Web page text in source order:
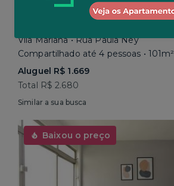
Vila Mariana • Rua Paula Ney
Compartilhado até 4 pessoas • 101m²
Aluguel R$ 1.669
Total R$ 2.680
Similar a sua busca
Baixou o preço